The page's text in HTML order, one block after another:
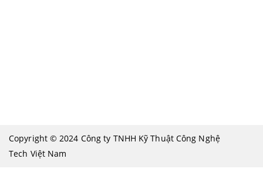
Copyright © 2024 Công ty TNHH Kỹ Thuật Công Nghệ
Tech Việt Nam